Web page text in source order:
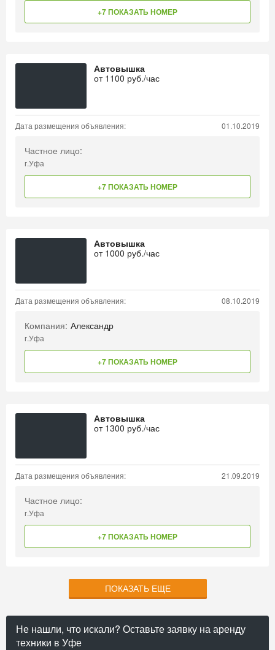
+7 ПОКАЗАТЬ НОМЕР
Автовышка
от 1100 руб./час
Дата размещения объявления: 01.10.2019
Частное лицо:
г.Уфа
+7 ПОКАЗАТЬ НОМЕР
Автовышка
от 1000 руб./час
Дата размещения объявления: 08.10.2019
Компания: Александр
г.Уфа
+7 ПОКАЗАТЬ НОМЕР
Автовышка
от 1300 руб./час
Дата размещения объявления: 21.09.2019
Частное лицо:
г.Уфа
+7 ПОКАЗАТЬ НОМЕР
ПОКАЗАТЬ ЕЩЕ
Не нашли, что искали? Оставьте заявку на аренду
техники в Уфе